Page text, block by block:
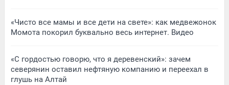
«Чисто все мамы и все дети на свете»: как медвежонок
Момота покорил буквально весь интернет. Видео
«С гордостью говорю, что я деревенский»: зачем
северянин оставил нефтяную компанию и переехал в
глушь на Алтай